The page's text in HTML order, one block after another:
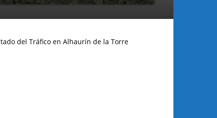
del Tráfico en Alhaurín de la Torre